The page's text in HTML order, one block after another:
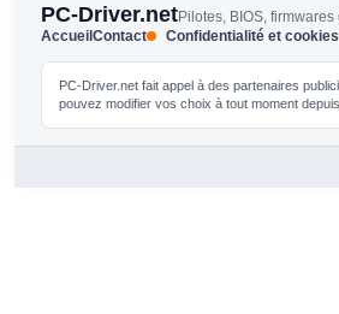
PC-Driver.netPilotes, BIOS,
AccueilContact Confidentialité et cookies
PC-Driver.net fait appel à des partenaires
pouvez modifier vos choix à tout moment